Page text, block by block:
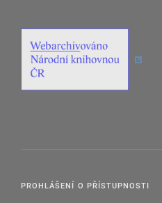
PROHLÁŠENÍ O PŘÍSTUPNOSTI